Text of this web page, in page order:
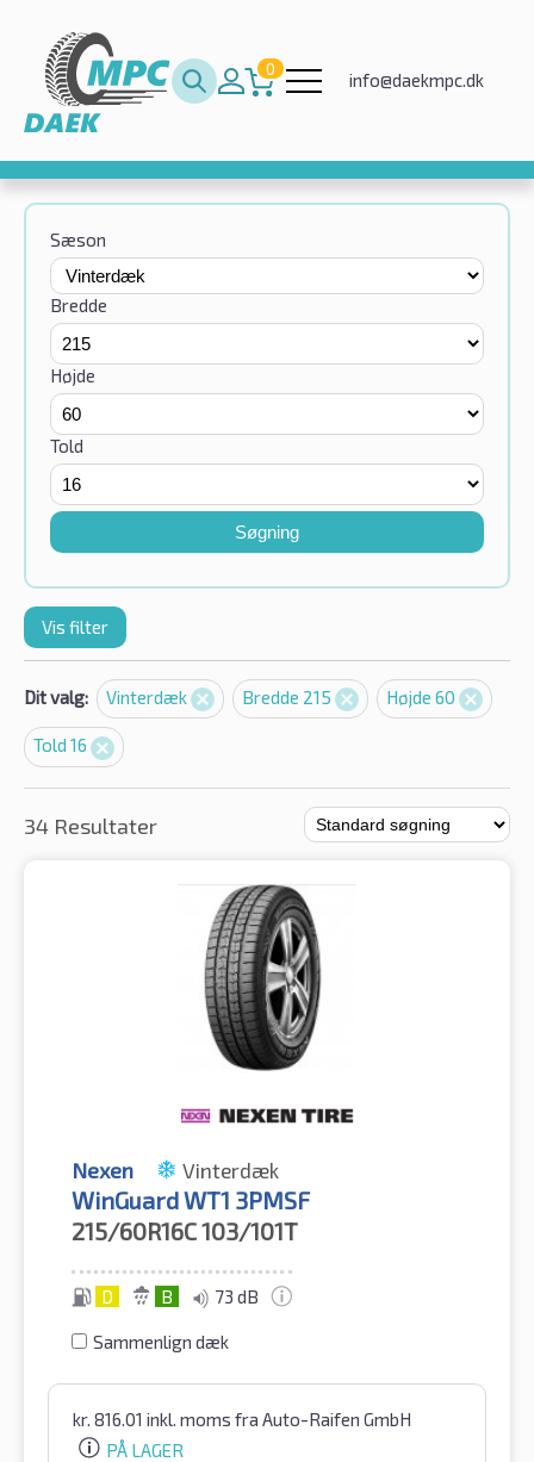
0
info@daekmpc.dk
Sæson
Bredde
Højde
Told
Søgning
Vis filter
Dit valg: Vinterdæk Bredde 215 Højde 60
Told 16
34 Resultater
Nexen Vinterdæk
WinGuard WT1 3PMSF
215/60R16C103/101T
D B 73 dB
Sammenlign dæk
kr. 816.01 inkl. moms fra Auto-Raifen GmbH
PÅ LAGER